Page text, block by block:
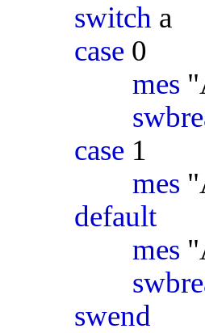
switch a
case 0
mes
case 1
mes
default
mes
swend